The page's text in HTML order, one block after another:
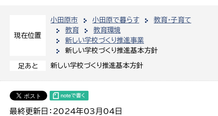
現在位置
小田原市 小田原で暮らす
教育・子育て
教育
教育環境
新しい学校づくり推進事業
新しい学校づくり推進基本方針
足あと 新しい学校づくり推進基本方針
最終更新日：2024年03月04日